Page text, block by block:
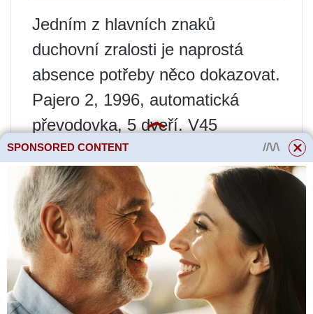
Jedním z hlavních znaků
duchovní zralosti je naprostá
absence potřeby něco dokazovat.
Pajero 2, 1996, automatická
převodovka, 5 dveří. V45
Pajero 2, 1997, manuální
převodovka, 5 dveří. V43
sdkf70
sdkf70Zprávy:710
Registrovaný:18. listopadu
2011, 21:50Motor::benzínMoje
auto(a)::Pajero 2Kde:Kazan
SPONSORED CONTENT